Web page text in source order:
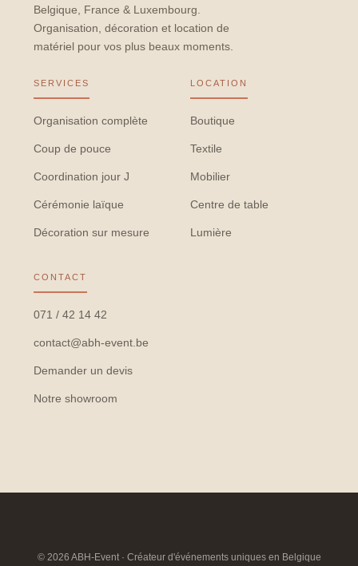
Belgique, France & Luxembourg.
Organisation, décoration et location de
matériel pour vos plus beaux moments.
SERVICES
Organisation complète
Coup de pouce
Coordination jour J
Cérémonie laïque
Décoration sur mesure
LOCATION
Boutique
Textile
Mobilier
Centre de table
Lumière
CONTACT
071 / 42 14 42
contact@abh-event.be
Demander un devis
Notre showroom
© 2026 ABH-Event · Créateur d'événements uniques en Belgique